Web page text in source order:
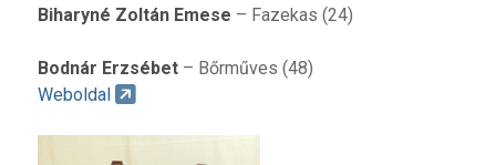
Biharyné Zoltán Emese – Fazekas (24)
Bodnár Erzsébet– Bőrműves (48)
Weboldal